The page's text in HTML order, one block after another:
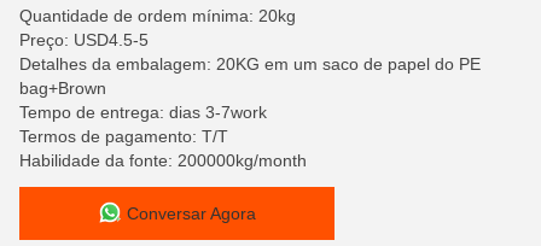
Quantidade de ordem mínima: 20kg
Preço: USD4.5-5
Detalhes da embalagem: 20KG em um saco de papel do PE
bag+Brown
Tempo de entrega: dias 3-7work
Termos de pagamento: T/T
Habilidade da fonte: 200000kg/month
Conversar Agora